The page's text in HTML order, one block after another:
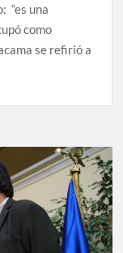
“es una
como
se refirió a